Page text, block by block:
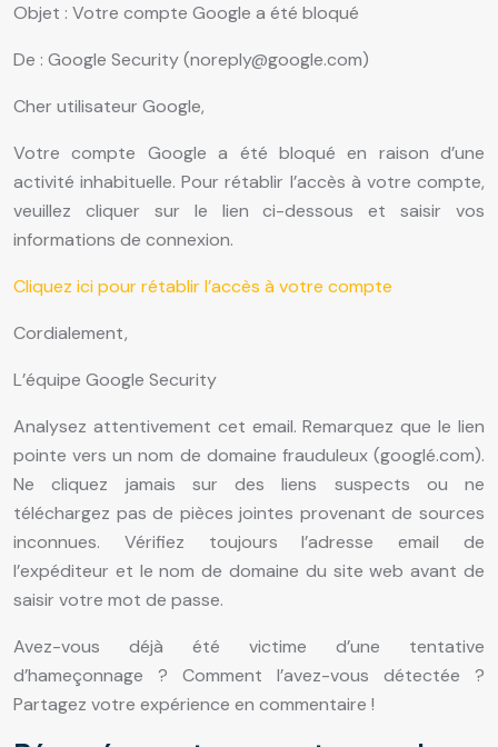
Objet : Votre compte Google a été bloqué
De : Google Security (noreply@google.com)
Cher utilisateur Google,
Votre compte Google a été bloqué en raison d’une
activité inhabituelle. Pour rétablir l’accès à votre compte,
veuillez cliquer sur le lien ci-dessous et saisir vos
informations de connexion.
Cliquez ici pour rétablir l’accès à votre compte
Cordialement,
L’équipe Google Security
Analysez attentivement cet email. Remarquez que le lien
pointe vers un nom de domaine frauduleux (googlé.com).
Ne cliquez jamais sur des liens suspects ou ne
téléchargez pas de pièces jointes provenant de sources
inconnues. Vérifiez toujours l’adresse email de
l’expéditeur et le nom de domaine du site web avant de
saisir votre mot de passe.
Avez-vous déjà été victime d’une tentative
d’hameçonnage ? Comment l’avez-vous détectée ?
Partagez votre expérience en commentaire !